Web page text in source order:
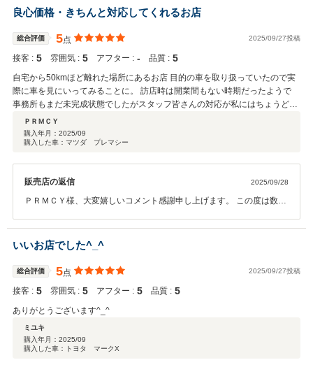
朝倉にお越しの際は当店に是非遊びにお越しくださいませ。 スタッフ
一同心よりお待ち致しております。こちらこそこの度は素敵なご縁を
頂き誠に有難うございました。
良心価格・きちんと対応してくれるお店
総合評価 5点 2025/09/27投稿
接客 : 5 雰囲気 : 5 アフター : ‐ 品質 : 5
自宅から50kmほど離れた場所にあるお店 目的の車を取り扱っていたので実
際に車を見にいってみることに。 訪店時は開業間もない時期だったようで
事務所もまだ未完成状態でしたがスタッフ皆さんの対応が私にはちょうど良
く、購入することにしました。 他店では表示価格から「これは絶対つけてた
ほうがいいですよ」のようにオプション販売圧が強い場合があり金額が上乗
せされる経験もしていた中、このお店は無理な押し売りもなく プライスも記
価格でした。 また、細かい部分の質問メールした時も一つ一つ丁寧に回答い
ただき安心できました このお店はおすすめできます。
ＰＲＭＣＹ
購入年月： 2025/09
購入した車：マツダ プレマシー
販売店の返信 2025/09/28
ＰＲＭＣＹ様、大変嬉しいコメント感謝申し上げます。 この度は数あ
ざいました。 当店はお客様にできる限り安心と気持ちよいお買い物で
快適なカーライフをお過ごし頂ける様にサポートさせて頂きたくご案
内しておりますので、ＰＲＭＣＹ様の貴重なお言葉をいただき大変嬉
しく思います。 お車の総額表示も徹底しておりますので、安心してご
購入頂けて良かったです。ＰＲＭＣＹ様がお求めのオプションに寄り
添う事ができ、納車までのご不安点等を和らげる事ができてとても幸
いです。 今後より一層社員全員で徹底させたいと思っております。ま
します。
いいお店でした^_^
総合評価 5点 2025/09/27投稿
接客 : 5 雰囲気 : 5 アフター : 5 品質 : 5
ありがとうございます^_^
ミユキ
購入年月： 2025/09
購入した車：トヨタ マークX